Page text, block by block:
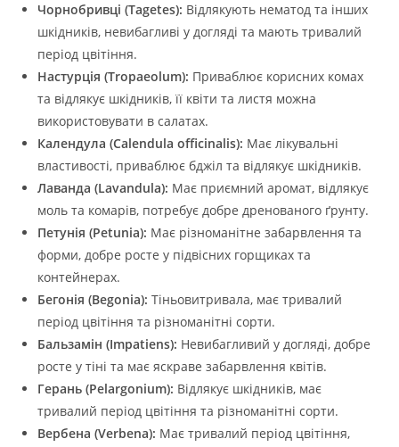
Чорнобривці (Tagetes): Відлякують нематод та інших
шкідників, невибагливі у догляді та мають тривалий
період цвітіння.
Настурція (Tropaeolum): Приваблює корисних комах
та відлякує шкідників, її квіти та листя можна
використовувати в салатах.
Календула (Calendula officinalis): Має лікувальні
властивості, приваблює бджіл та відлякує шкідників.
Лаванда (Lavandula): Має приємний аромат, відлякує
моль та комарів, потребує добре дренованого ґрунту.
Петунія (Petunia): Має різноманітне забарвлення та
форми, добре росте у підвісних горщиках та
контейнерах.
Бегонія (Begonia): Тіньовитривала, має тривалий
період цвітіння та різноманітні сорти.
Бальзамін (Impatiens): Невибагливий у догляді, добре
росте у тіні та має яскраве забарвлення квітів.
Герань (Pelargonium): Відлякує шкідників, має
тривалий період цвітіння та різноманітні сорти.
Вербена (Verbena): Має тривалий період цвітіння,